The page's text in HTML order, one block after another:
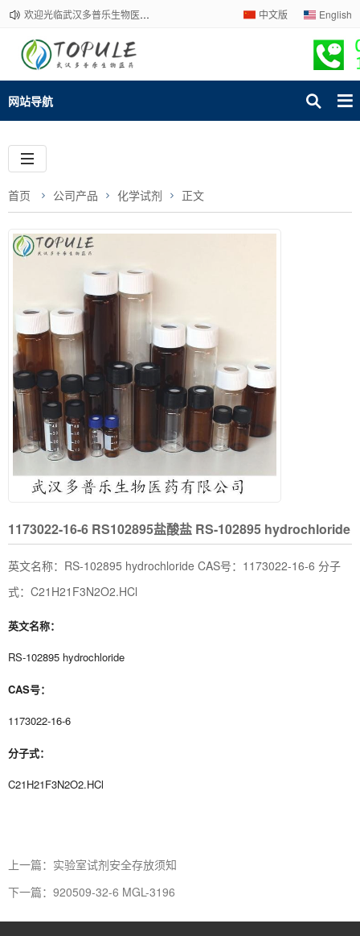
欢迎光临武汉多普乐生物医药有限公司官网！下单请咨询客服，我们热情为您服务！ 中文版 English
网站导航
首页 公司产品 化学试剂 正文
1173022-16-6 RS102895盐酸盐 RS-102895 hydrochloride
英文名称：RS-102895 hydrochloride CAS号：1173022-16-6 分子
式：C21H21F3N2O2.HCl
英文名称：
RS-102895 hydrochloride
CAS号：
1173022-16-6
分子式：
C21H21F3N2O2.HCl
上一篇：实验室试剂安全存放须知
下一篇：920509-32-6 MGL-3196